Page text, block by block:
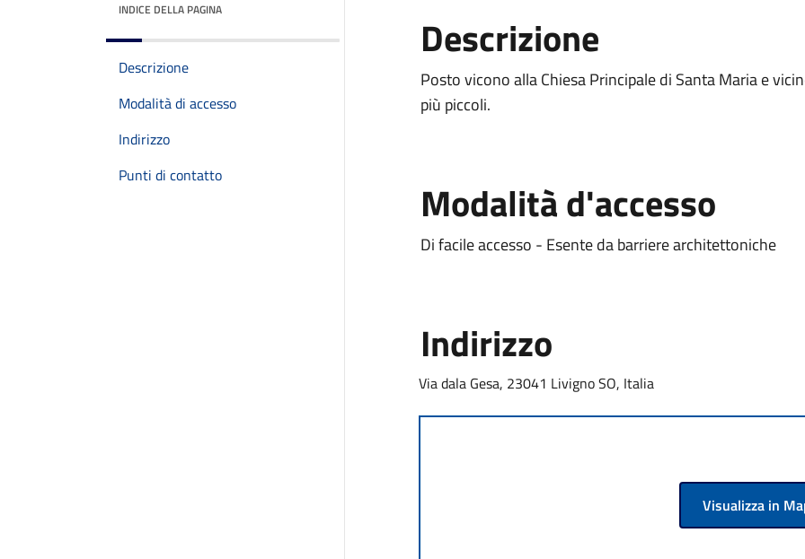
INDICE DELLA PAGINA
Descrizione
Modalità di accesso
Indirizzo
Punti di contatto
Descrizione
Posto vicono alla Chiesa Principale di Santa Maria e
più piccoli.
Modalità d'accesso
Di facile accesso - Esente da barriere architettoniche
Indirizzo
Via dala Gesa, 23041 Livigno SO, Italia
Visualizza in